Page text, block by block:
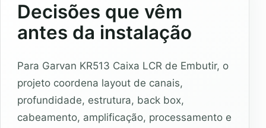
Decisões que vêm
antes da instalação
Para Garvan KR513 Caixa LCR de Embutir, o
projeto coordena layout de canais,
profundidade, estrutura, back box,
cabeamento, amplificação, processamento e